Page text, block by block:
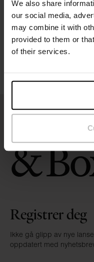
We also share
our social media,
may combine it with
provided to them or
of their services.
Størrelsesguide
Vaskeinstruksjoner
Registrer deg
Ikke gå glipp av nye
oppdatert med